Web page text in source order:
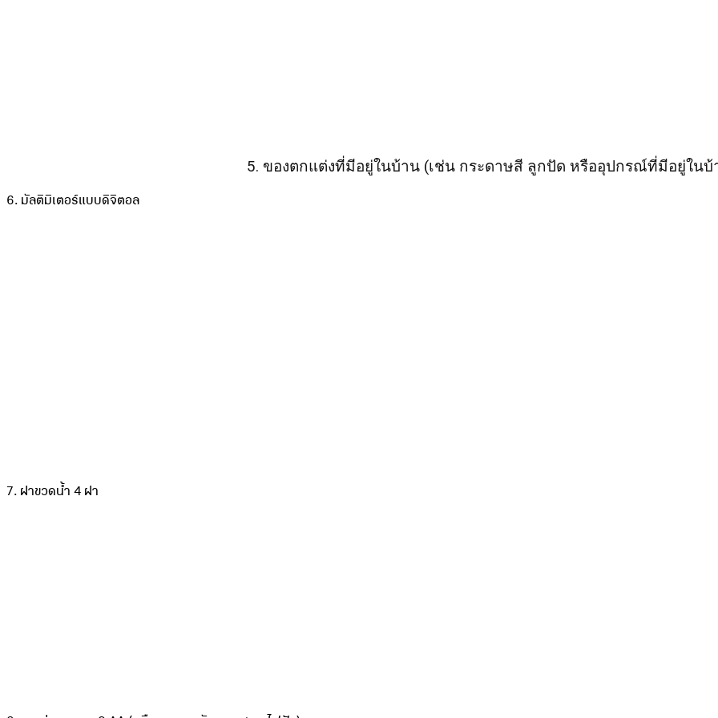
5. ของตกแต่งที่มีอยู่ในบ้าน (เช่น กระดาษสี ลูกปัด หรืออุปกรณ์ที่มีอยู่ในบ้
6. มัลติมิเตอร์แบบดิจิตอล
7. ฝาขวดน้ำ 4 ฝา